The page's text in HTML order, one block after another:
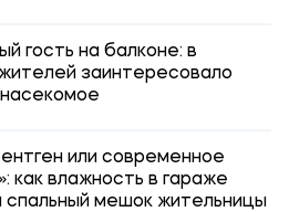
гость на балконе: в
заинтересовало
или современное
как влажность в гараже
спальный мешок жительницы